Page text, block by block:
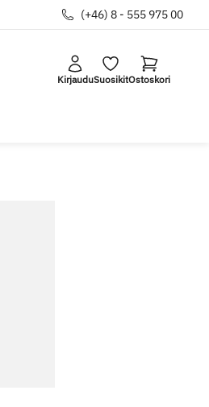
(+46) 8 - 555 975 00
KirjauduSuosikitOstoskori